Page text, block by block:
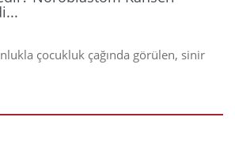
çocukluk çağında görülen, sinir